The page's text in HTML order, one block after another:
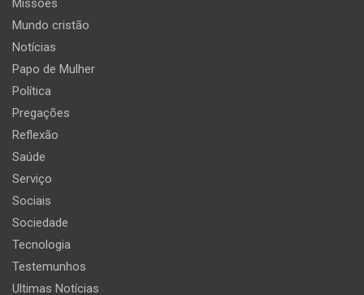
Missões
Mundo cristão
Notícias
Papo de Mulher
Política
Pregações
Reflexão
Saúde
Serviço
Sociais
Sociedade
Tecnologia
Testemunhos
Ultimas Notícias